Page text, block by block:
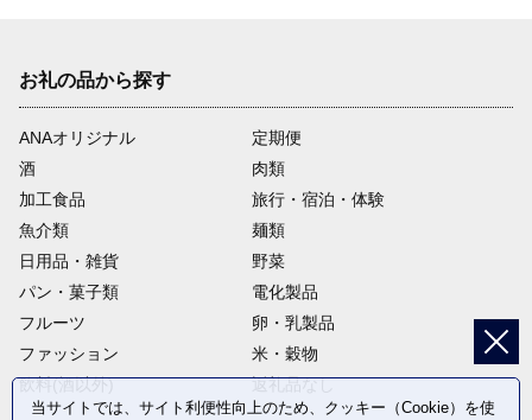
お礼の品から探す
ANAオリジナル
定期便
酒
肉類
加工食品
旅行・宿泊・体験
魚介類
麺類
日用品・雑貨
野菜
パン・菓子類
電化製品
フルーツ
卵・乳製品
ファッション
米・穀物
飲料(酒以外)
返礼品なし
当サイトでは、サイト利便性向上のため、クッキー（Cookie）を使